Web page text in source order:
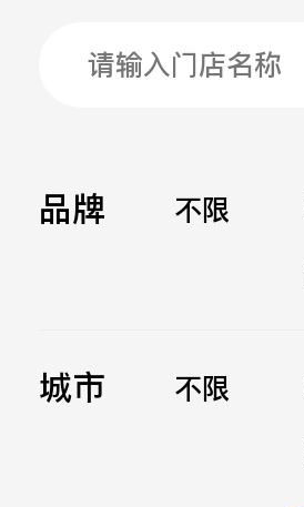
品牌 不限
城市 不限
留言